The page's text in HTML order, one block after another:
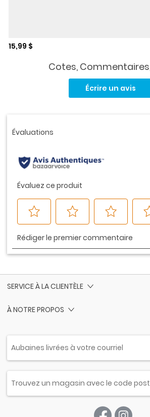
Prix de solde
15,99 $
Cotes, Commentaires,
la
Écrire un avis
SERVICE À LA CLIENTÈLE
À NOTRE PROPOS